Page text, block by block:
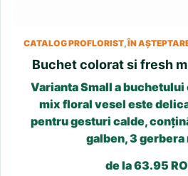
CATALOG PROFLORIST, ÎN
Buchet colorat si fresh
Varianta Small a
mix floral vesel este
pentru gesturi calde,
galben, 3 gerbera
de la 63.95